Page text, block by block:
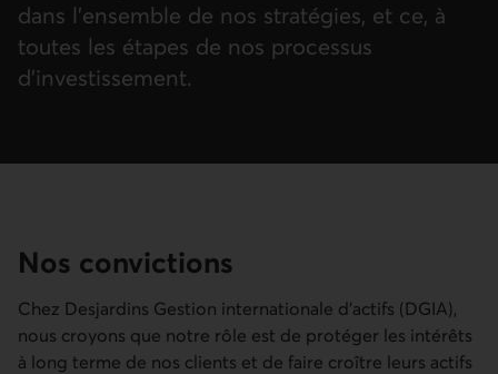
dans l’ensemble de nos stratégies, et ce, à
toutes les étapes de nos processus
d’investissement.
Nos convictions
Chez Desjardins Gestion internationale d’actifs (DGIA),
nous croyons que notre rôle est de protéger les intérêts
à long terme de nos clients et de faire croître leurs actifs